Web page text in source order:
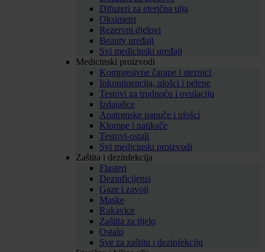
Difuzeri za eterična ulja
Oksimetri
Rezervni djelovi
Beauty uređaji
Svi medicinski uređaji
Medicinski proizvodi
Kompresivne čarape i steznici
Inkontinencija, ulošci i pelene
Testovi za trudnoću i ovulaciju
Izdajalice
Anatomske papuče i ulošci
Klompe i natikače
Testovi-ostali
Svi medicinski proizvodi
Zaštita i dezinfekcija
Flasteri
Dezinficijensi
Gaze i zavoji
Maske
Rukavice
Zaštita za tijelo
Ostalo
Sve za zaštitu i dezinfekciju